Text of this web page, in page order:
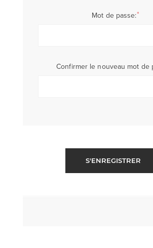
Mot de passe:*
Confirmer le nouveau mot de
S'ENREGISTRER